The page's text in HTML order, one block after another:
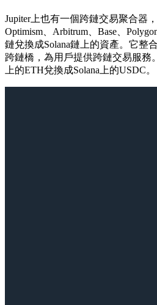
Jupiter上也有一個跨鏈交易聚合器
Optimism、Arbitrum、Base、
鏈兌換成Solana鏈上的資產。它整
跨鏈橋，為用戶提供跨鏈交易服務
上的ETH兌換成Solana上的USDC。